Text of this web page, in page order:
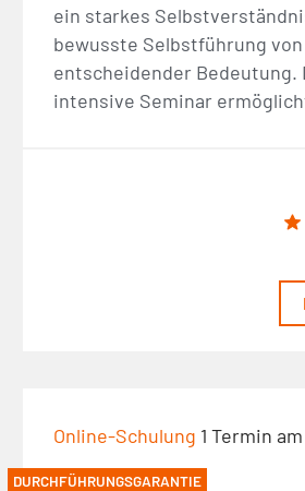
ein starkes
bewusste Selbstführung von
entscheidender Bedeutung.
intensive Seminar
Online-Schulung 1 Termin
DURCHFÜHRUNGSGARANTIE